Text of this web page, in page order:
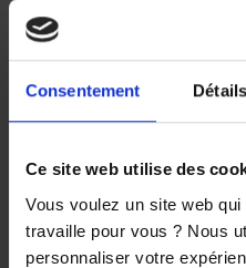
Consentement Détails
Ce site web utilise des
Vous voulez un site web
travaille pour vous ? Nous
personnaliser votre